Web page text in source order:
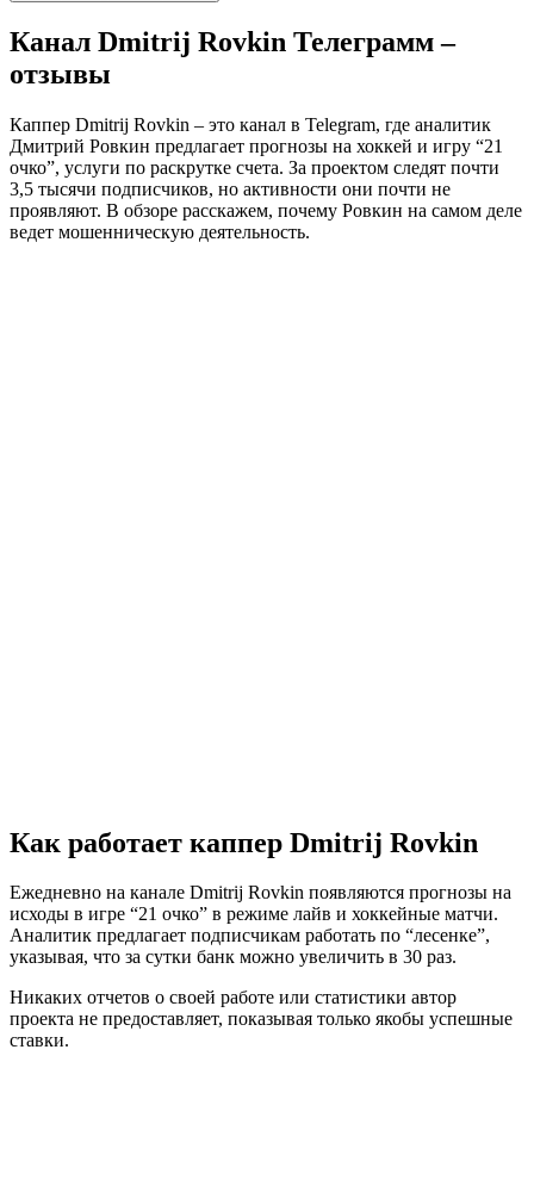
Канал Dmitrij Rovkin Телеграмм –
отзывы
Каппер Dmitrij Rovkin – это канал в Telegram, где аналитик
Дмитрий Ровкин предлагает прогнозы на хоккей и игру “21
очко”, услуги по раскрутке счета. За проектом следят почти
3,5 тысячи подписчиков, но активности они почти не
проявляют. В обзоре расскажем, почему Ровкин на самом деле
ведет мошенническую деятельность.
Как работает каппер Dmitrij Rovkin
Ежедневно на канале Dmitrij Rovkin появляются прогнозы на
исходы в игре “21 очко” в режиме лайв и хоккейные матчи.
Аналитик предлагает подписчикам работать по “лесенке”,
указывая, что за сутки банк можно увеличить в 30 раз.
Никаких отчетов о своей работе или статистики автор
проекта не предоставляет, показывая только якобы успешные
ставки.